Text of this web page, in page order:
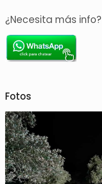
¿Necesita más info?
Fotos